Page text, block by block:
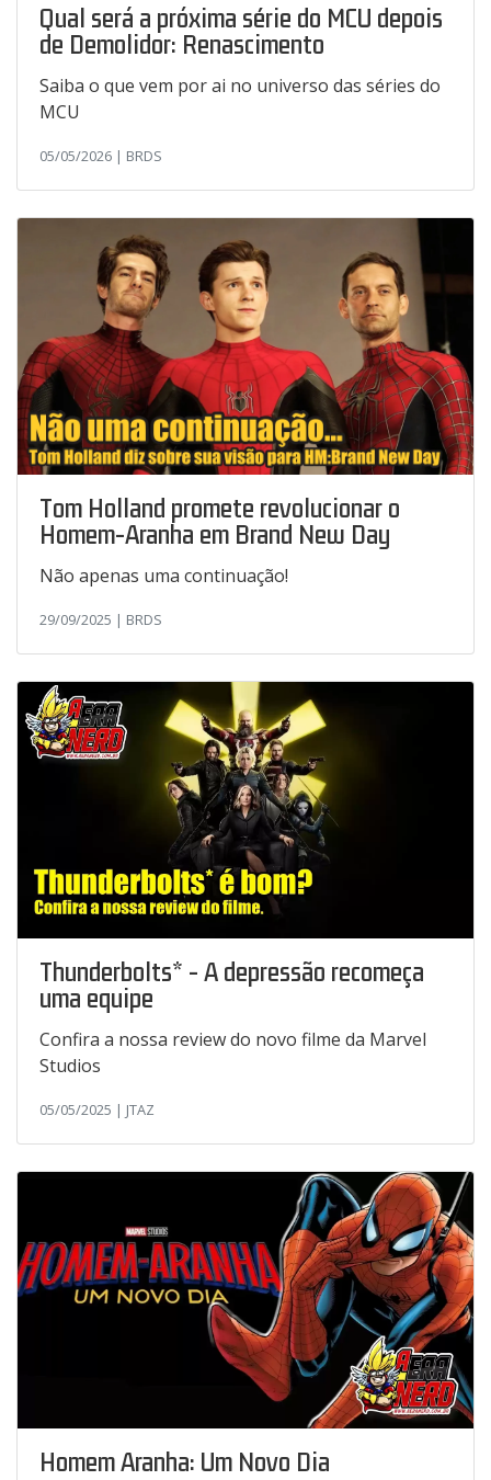
Qual será a próxima série do MCU depois
de Demolidor: Renascimento
Saiba o que vem por ai no universo das séries do
MCU
05/05/2026 | BRDS
Tom Holland promete revolucionar o
Homem-Aranha em Brand New Day
Não apenas uma continuação!
29/09/2025 | BRDS
Thunderbolts* - A depressão recomeça
uma equipe
Confira a nossa review do novo filme da Marvel
Studios
05/05/2025 | JTAZ
Homem Aranha: Um Novo Dia